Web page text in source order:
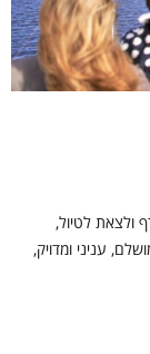
ולצאת לטיול,
עניני ומדויק,